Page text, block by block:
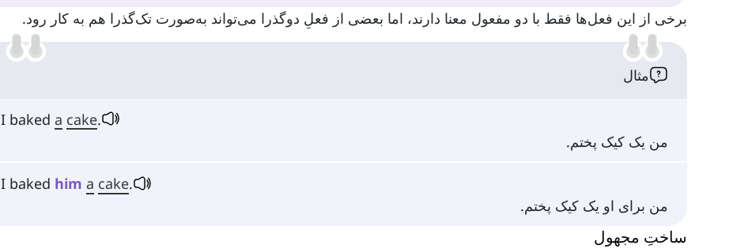
برخی از این فعل‌ها فقط با دو مفعول معنا دارند، اما بعضی از فعلِ دوگذرا می‌تواند به‌صورت تک‌گذرا هم به کار رود.
مثال
I bakeda cake.
من یک کیک پختم.
I baked him a cake.
من برای او یک کیک پختم.
ساختِ مجهول